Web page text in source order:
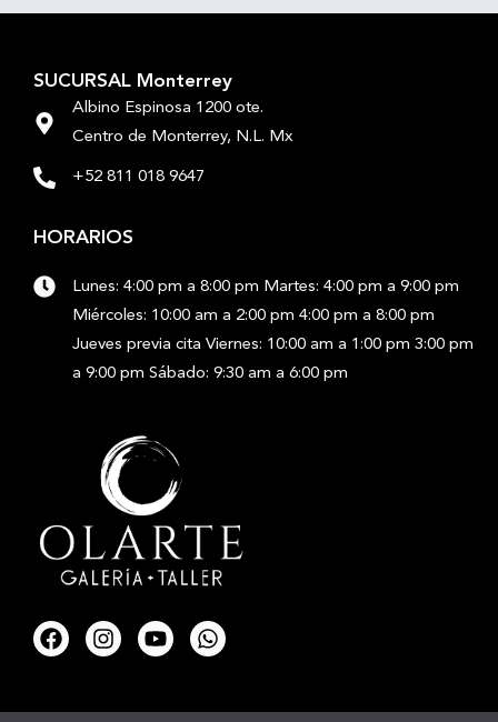
SUCURSAL Monterrey
Albino Espinosa 1200 ote.
Centro de Monterrey, N.L. Mx
+52 811 018 9647
HORARIOS
Lunes: 4:00 pm a 8:00 pm Martes: 4:00 pm a 9:00 pm
Miércoles: 10:00 am a 2:00 pm 4:00 pm a 8:00 pm
Jueves previa cita Viernes: 10:00 am a 1:00 pm 3:00 pm
a 9:00 pm Sábado: 9:30 am a 6:00 pm